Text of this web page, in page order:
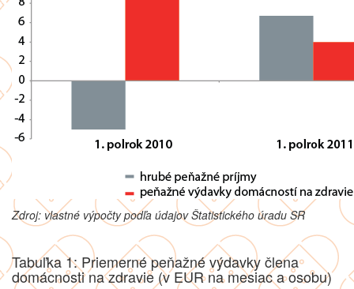
Zdroj: vlastné výpočty podľa údajov Štatistického úradu SR
Tabuľka 1: Priemerné peňažné výdavky člena
domácnosti na zdravie (v EUR na mesiac a osobu)